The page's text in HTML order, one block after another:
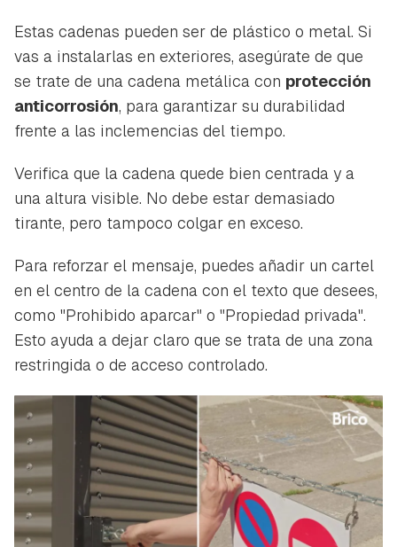
Estas cadenas pueden ser de plástico o metal. Si
vas a instalarlas en exteriores, asegúrate de que
se trate de una cadena metálica con protección
anticorrosión, para garantizar su durabilidad
frente a las inclemencias del tiempo.
Verifica que la cadena quede bien centrada y a
una altura visible. No debe estar demasiado
tirante, pero tampoco colgar en exceso.
Para reforzar el mensaje, puedes añadir un cartel
en el centro de la cadena con el texto que desees,
como "Prohibido aparcar" o "Propiedad privada".
Esto ayuda a dejar claro que se trata de una zona
restringida o de acceso controlado.